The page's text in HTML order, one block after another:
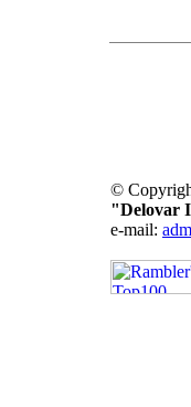
©
"Delovar
e-mail: